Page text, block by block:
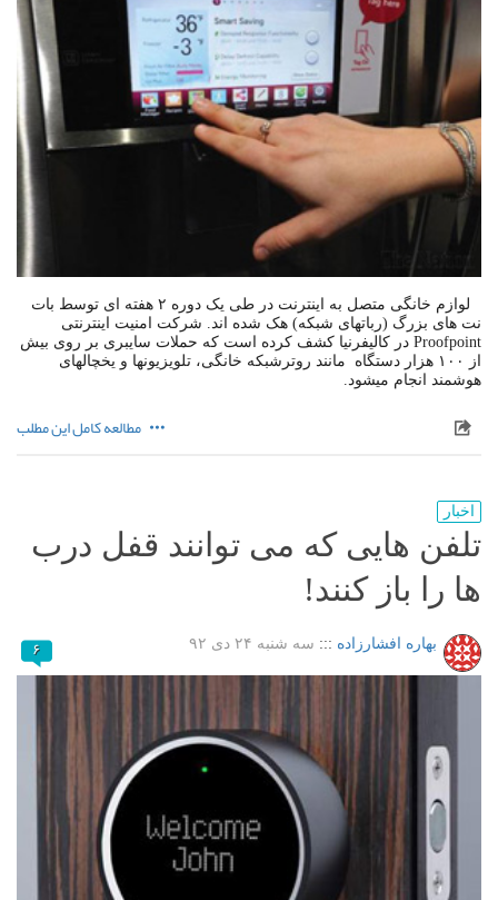
لوازم خانگی متصل به اینترنت در طی یک دوره ۲ هفته ای توسط بات
نت های بزرگ (رباتهای شبکه) هک شده اند. شرکت امنیت اینترنتی
Proofpoint در کالیفرنیا کشف کرده است که حملات سایبری بر روی بیش
از ۱۰۰ هزار دستگاه مانند روترشبکه خانگی، تلویزیون­ها و یخچال­های
هوشمند انجام می­شود.
مطالعه کامل این مطلب
اخبار
تلفن هایی که می توانند قفل درب
ها را باز کنند!
بهاره افشارزاده ::: سه شنبه ۲۴ دی ۹۲ ۶